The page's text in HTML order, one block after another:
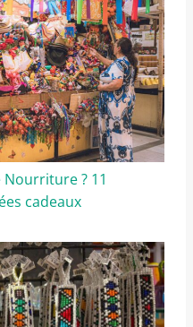
? 11
cadeaux